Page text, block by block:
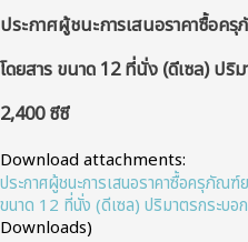
ประกาศผู้ชนะการเสนอราคาซื้อค
โดยสาร ขนาด 12 ที่นั่ง (ดีเซล) ปริ
2,400 ซีซี
Download attachments:
ประกาศผู้ชนะการเสนอราคาซื้อครุภัณฑ์
ขนาด 12 ที่นั่ง (ดีเซล) ปริมาตรกระบอ
Downloads)